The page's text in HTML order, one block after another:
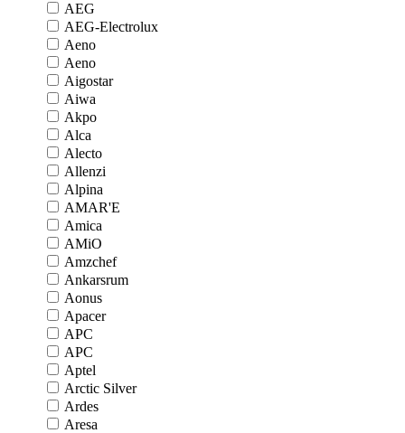
AEG
AEG-Electrolux
Aeno
Aeno
Aigostar
Aiwa
Akpo
Alca
Alecto
Allenzi
Alpina
AMAR'E
Amica
AMiO
Amzchef
Ankarsrum
Aonus
Apacer
APC
APC
Aptel
Arctic Silver
Ardes
Aresa